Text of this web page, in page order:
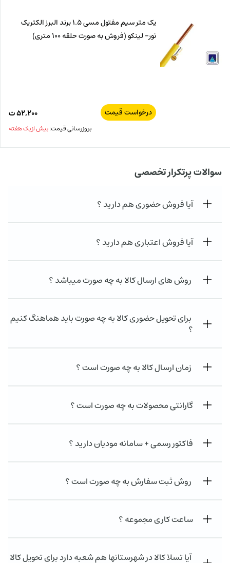
یک متر سیم مفتول مسی 1.5 برند البرز الکتریک
نور- لینکو (فروش به صورت حلقه 100 متری)
درخواست قیمت ۵۲,۲۰۰ت
بروزرسانی قیمت:بیش از یک هفته
سوالات پرتکرار تخصصی
آیا فروش حضوری هم دارید ؟
آیا فروش اعتباری هم دارید ؟
روش های ارسال کالا به چه صورت میباشد ؟
برای تحویل حضوری کالا به چه صورت باید هماهنگ کنیم
؟
زمان ارسال کالا به چه صورت است ؟
گارانتی محصولات به چه صورت است ؟
فاکتور رسمی + سامانه مودیان دارید ؟
روش ثبت سفارش به چه صورت است ؟
ساعت کاری مجموعه ؟
آیا تسلا کالا در شهرستانها هم شعبه دارد برای تحویل کالا